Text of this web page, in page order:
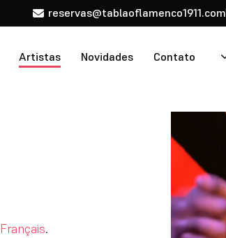
reservas@tablaoflamenco1911.com
Artistas Novidades Contato
Français.